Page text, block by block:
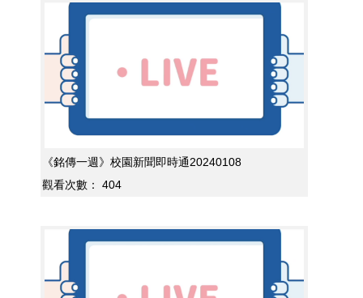
《銘傳一週》校園新聞即時通20240108
觀看次數：
404